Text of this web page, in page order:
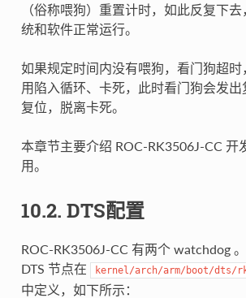
（俗称喂狗）重置计时，如此反复下
统和软件正常运行。
如果规定时间内没有喂狗，看门狗超时
用陷入循环、卡死，此时看门狗会发
复位，脱离卡死。
本章节主要介绍 ROC-RK3506J-CC 开
用。
10.2. DTS配置
ROC-RK3506J-CC 有两个 watchdog
DTS 节点在
kernel/arch/arm/boot/dts/
中定义，如下所示：